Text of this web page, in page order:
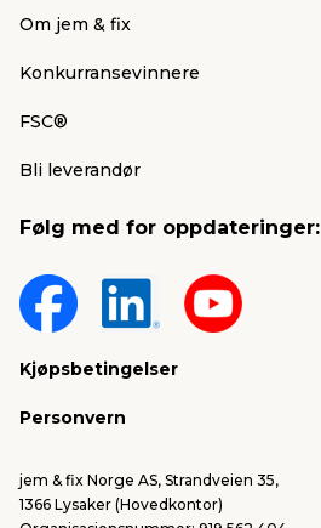
Om jem & fix
Konkurransevinnere
FSC®
Bli leverandør
Følg med for oppdateringer:
Kjøpsbetingelser
Personvern
jem & fix Norge AS, Strandveien 35,
1366 Lysaker (Hovedkontor)